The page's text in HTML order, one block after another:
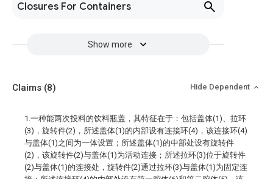
Closures For Containers
Show more
Claims (8) Hide Dependent
1.一种能两次投料的饮料瓶盖，其特征在于：包括盖体(1)、拉环
(3)，旋转件(2)，所述盖体(1)的内部设有连接环(4)，该连接环(4)
与盖体(1)之间为一体设置；所述盖体(1)的中部处设有旋转件
(2)，该旋转件(2)与盖体(1)为活动连接；所述拉环(3)位于旋转件
(2)与盖体(1)的连接处，旋转件(2)通过拉环(3)与盖体(1)为固定连